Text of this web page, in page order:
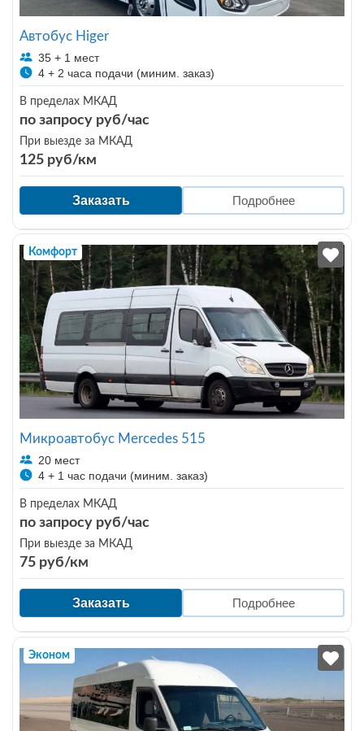
Автобус Higer
35 + 1 мест
4 + 2 часа подачи (миним. заказ)
В пределах МКАД
по запросу руб/час
При выезде за МКАД
125 руб/км
Заказать Подробнее
Микроавтобус Mercedes 515
20 мест
4 + 1 час подачи (миним. заказ)
В пределах МКАД
по запросу руб/час
При выезде за МКАД
75 руб/км
Комфорт
Заказать Подробнее
Эконом